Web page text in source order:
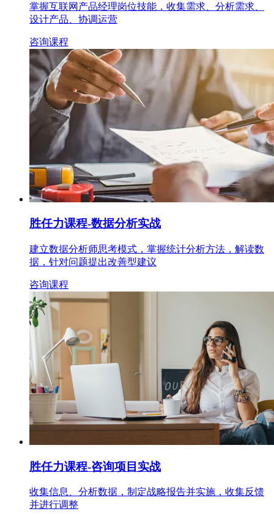
掌握互联网产品经理岗位技能，收集需求、分析需求、
设计产品、协调运营
咨询课程
胜任力课程-数据分析实战
建立数据分析师思考模式，掌握统计分析方法，解读数
据，针对问题提出改善型建议
咨询课程
胜任力课程-咨询项目实战
收集信息、分析数据，制定战略报告并实施，收集反馈
并进行调整